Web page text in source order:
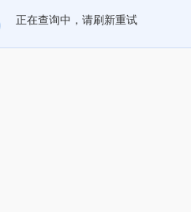
正在查询中，请刷新重试